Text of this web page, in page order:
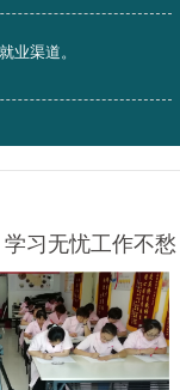
业渠道。
习无忧工作不愁